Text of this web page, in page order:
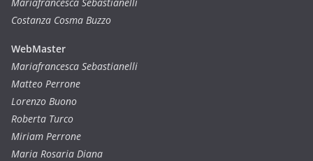
Costanza Cosma Buzzo
WebMaster
Mariafrancesca Sebastianelli
Matteo Perrone
Lorenzo Buono
Roberta Turco
Miriam Perrone
Maria Rosaria Diana